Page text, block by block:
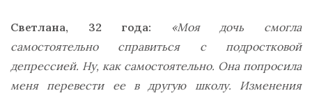
Светлана, 32 года:
«Моя дочь смогла
самостоятельно справиться с подростковой
депрессией. Ну, как самостоятельно. Она попросила
меня перевести ее в другую школу. Изменения